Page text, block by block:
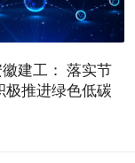
建工： 落实节
极推进绿色低碳